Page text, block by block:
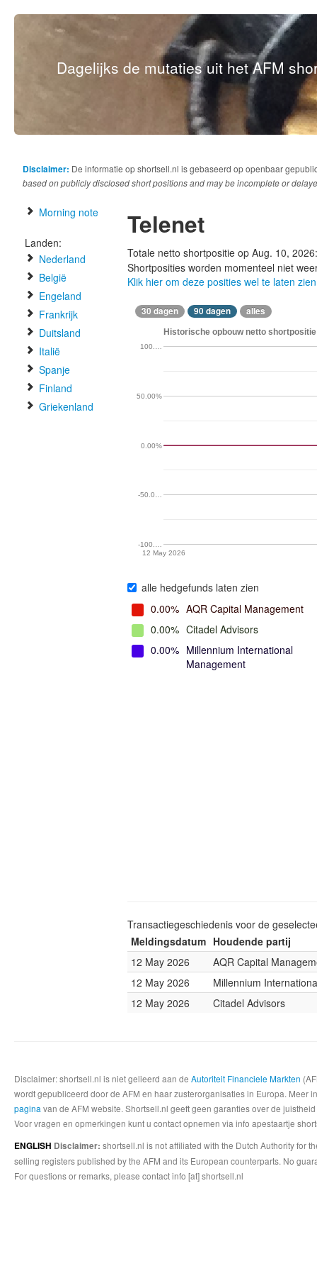
Dagelijks de mutaties uit het AFM
Disclaimer: De informatie op shortsell.nl is gebaseerd op openbaar
based on publicly disclosed short positions and may be incomplete or
Morning note
Landen:
Nederland
België
Engeland
Frankrijk
Duitsland
Italië
Spanje
Finland
Griekenland
Telenet
Totale netto shortpositie op Aug. 10,
Shortposities worden momenteel niet
Klik hier om deze posities wel te laten zien
30 dagen 90 dagen alles
Historische opbouw netto
12 May 2026
-100.…
-50.0…
0.00%
50.00%
100.…
alle hedgefunds laten zien
0.00% AQR Capital Management
0.00% Citadel Advisors
0.00% Millennium International
Management
Transactiegeschiedenis voor de
Meldingsdatum Houdende partij
12 May 2026
AQR Capital
12 May 2026
Millennium
12 May 2026
Citadel Advisors
Disclaimer: shortsell.nl is niet gelieerd aan de Autoriteit Financiele Markten
wordt gepubliceerd door de AFM en haar zusterorganisaties in Europa.
pagina van de AFM website. Shortsell.nl geeft geen garanties over de
Voor vragen en opmerkingen kunt u contact opnemen via info apestaartje
ENGLISH Disclaimer: shortsell.nl is not affiliated with the Dutch Authority for
selling registers published by the AFM and its European counterparts. No
For questions or remarks, please contact info [at] shortsell.nl